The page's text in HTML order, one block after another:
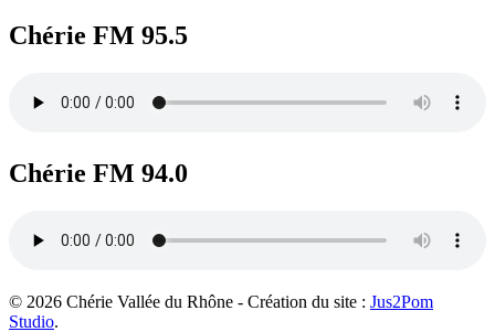
Chérie FM 95.5
Chérie FM 94.0
© 2026 Chérie Vallée du Rhône - Création du site : Jus2Pom
Studio.